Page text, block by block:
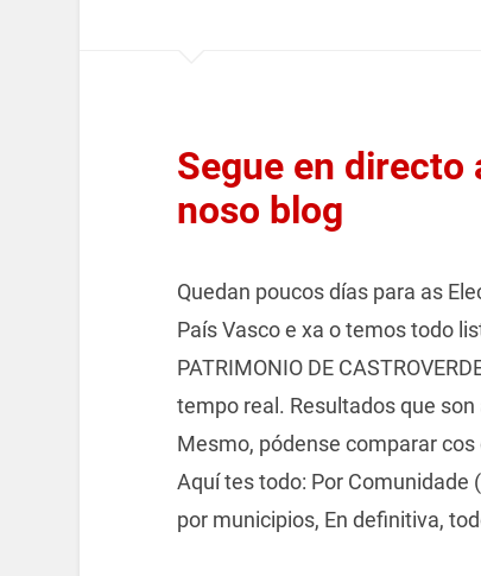
Segue en directo
noso blog
Quedan poucos días para as
País Vasco e xa o temos todo
PATRIMONIO DE
tempo real. Resultados que
Mesmo, pódense comparar
Aquí tes todo: Por Comunidade
por municipios, En definitiva,